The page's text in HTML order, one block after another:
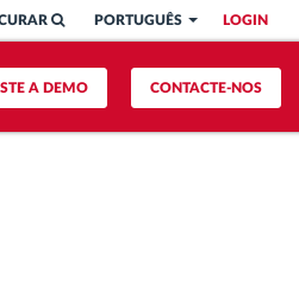
LOGIN
PORTUGUÊS
CONTACTE-NOS
A DEMO